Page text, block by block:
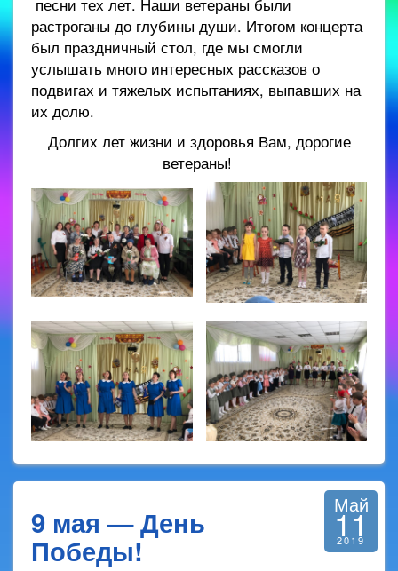
песни тех лет. Наши ветераны были
растроганы до глубины души. Итогом концерта
был праздничный стол, где мы смогли
услышать много интересных рассказов о
подвигах и тяжелых испытаниях, выпавших на
их долю.
Долгих лет жизни и здоровья Вам, дорогие
ветераны!
9 мая — День
Победы!
Май
11
2019